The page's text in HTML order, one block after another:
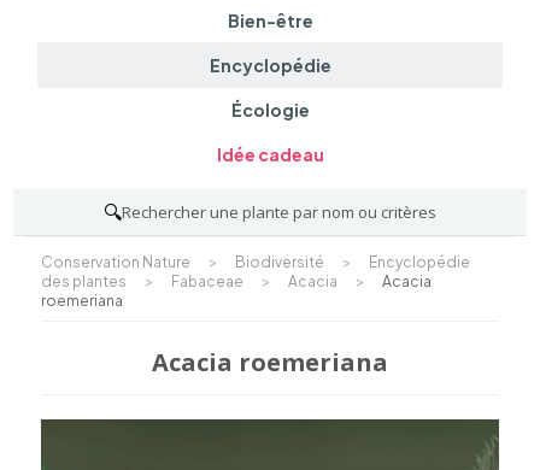
Bien-être
Encyclopédie
Écologie
Idée cadeau
🔍Rechercher une plante par nom ou critères
Conservation Nature > Biodiversité >
Encyclopédie
des plantes
> Fabaceae > Acacia >
Acacia
roemeriana
Acacia roemeriana